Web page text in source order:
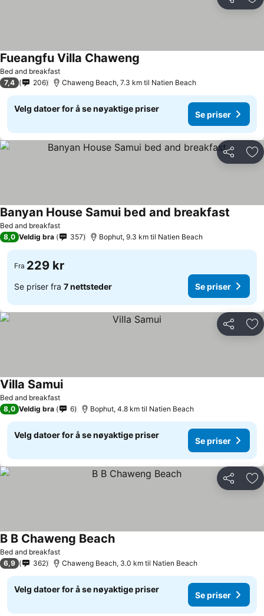
Del
Bed and breakfast
Fueangfu Villa Chaweng
7,4 206 Chaweng Beach, 7.3 km til Natien Beach
Velg datoer for å se nøyaktige priser
Se priser
Del
Bed and breakfast
Banyan House Samui bed and breakfast
8,0 Veldig bra 357 Bophut, 9.3 km til Natien Beach
Fra 229 kr
Se priser fra 7 nettsteder Se priser
Del
Bed and breakfast
Villa Samui
8,0 Veldig bra 6 Bophut, 4.8 km til Natien Beach
Velg datoer for å se nøyaktige priser
Se priser
Del
Bed and breakfast
B B Chaweng Beach
6,9 362 Chaweng Beach, 3.0 km til Natien Beach
Velg datoer for å se nøyaktige priser
Se priser